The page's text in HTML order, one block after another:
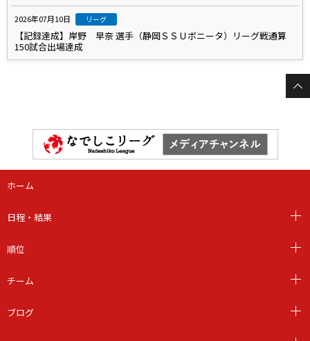
2026年07月10日 リーグ
【記録達成】岸野 早奈 選手（静岡ＳＳＵボニータ）リーグ戦通算
150試合出場達成
ホーム
日程・結果
順位
チーム
ブログ